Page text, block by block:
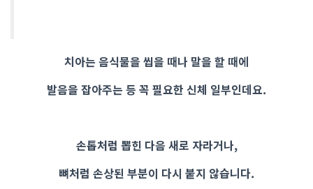
치아는 음식물을 씹을 때나 말을 할 때에
발음을 잡아주는 등 꼭 필요한 신체 일부인데요.
손톱처럼 뽑힌 다음 새로 자라거나,
뼈처럼 손상된 부분이 다시 붙지 않습니다.